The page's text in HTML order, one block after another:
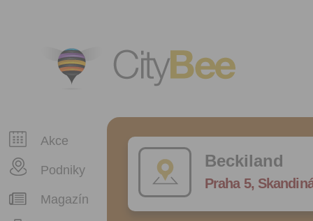
CityBee
Akce
Podniky
Magazín
Beckiland
Praha 5,